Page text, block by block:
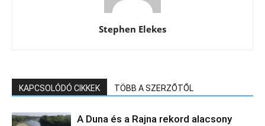
Stephen Elekes
KAPCSOLÓDÓ CIKKEK TÖBB A SZERZŐTŐL
A Duna és a Rajna rekord alacsony